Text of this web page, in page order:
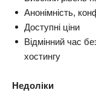
Анонімність,
Доступні ціни
Відмінний час
хостингу
Недоліки